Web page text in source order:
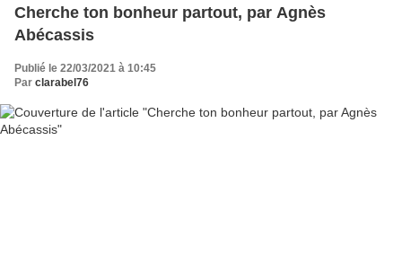
Cherche ton bonheur partout, par Agnès
Abécassis
Publié le 22/03/2021 à 10:45
Par clarabel76